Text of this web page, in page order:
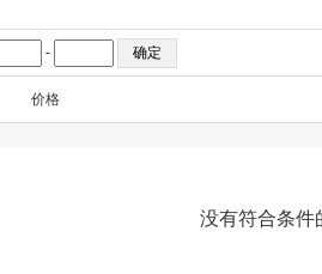
-
价格
没有符合条件